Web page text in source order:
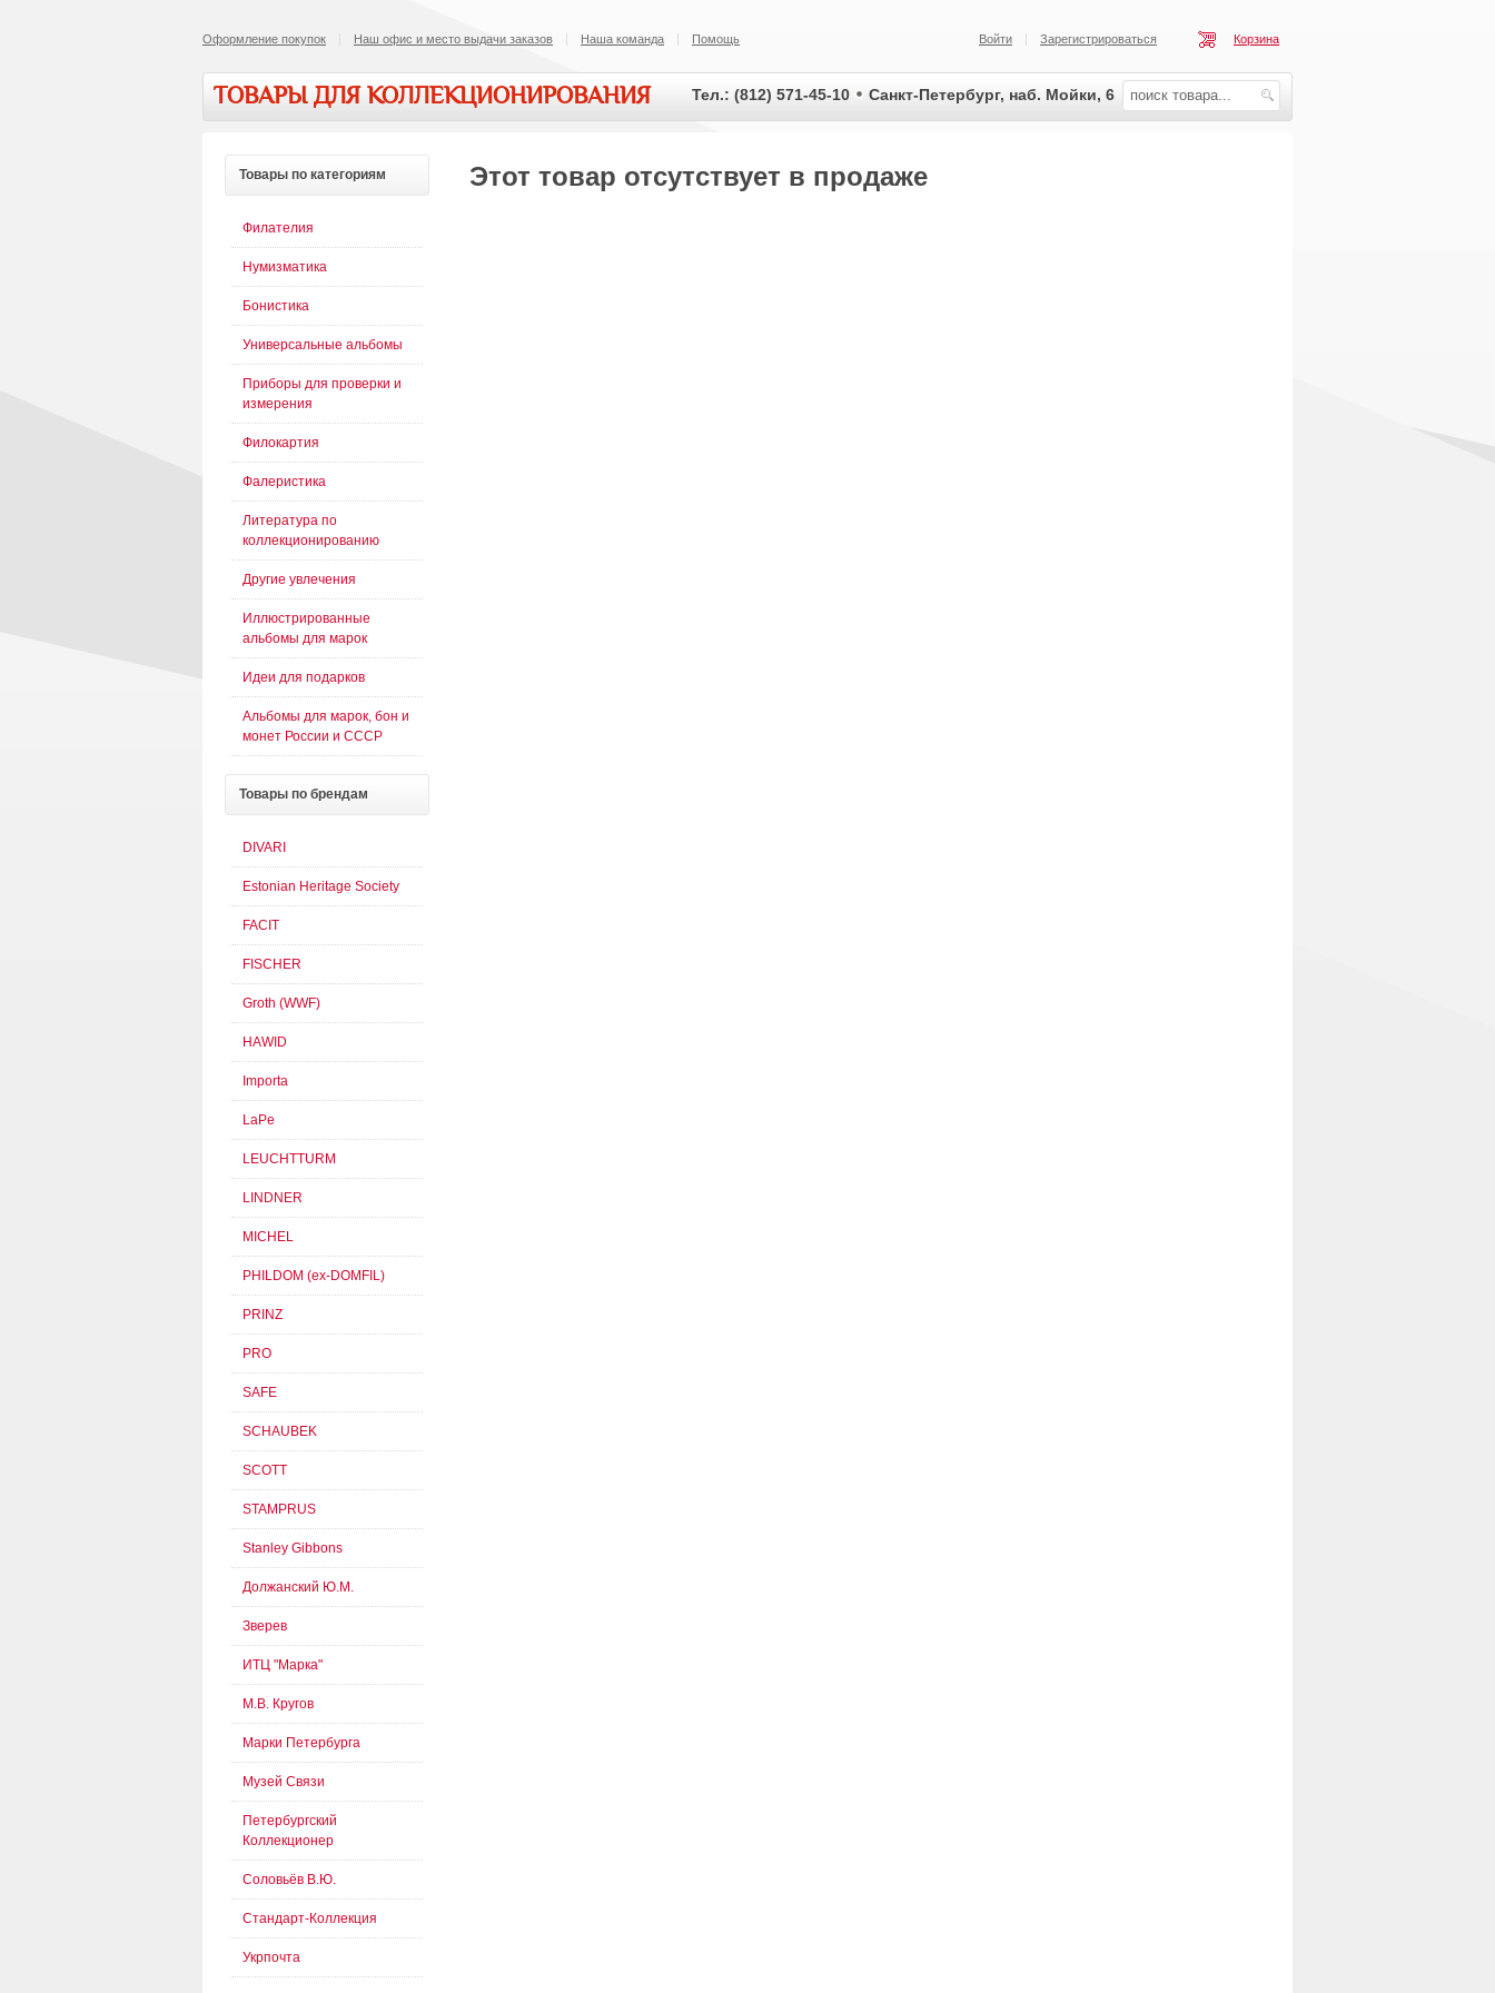
Оформление покупок Наш офис и место выдачи заказов Наша команда Помощь Корзина
Зарегистрироваться
Войти
ТОВАРЫ ДЛЯ КОЛЛЕКЦИОНИРОВАНИЯ Тел.: (812) 571-45-10 Санкт-Петербург, наб. Мойки, 6
Этот товар отсутствует в продаже
Товары по категориям
Филателия
Нумизматика
Бонистика
Универсальные альбомы
Приборы для проверки и
измерения
Филокартия
Фалеристика
Литература по
коллекционированию
Другие увлечения
Иллюстрированные
альбомы для марок
Идеи для подарков
Альбомы для марок, бон и
монет России и СССР
Товары по брендам
DIVARI
Estonian Heritage Society
FACIT
FISCHER
Groth (WWF)
HAWID
Importa
LaPe
LEUCHTTURM
LINDNER
MICHEL
PHILDOM (ex-DOMFIL)
PRINZ
PRO
SAFE
SCHAUBEK
SCOTT
STAMPRUS
Stanley Gibbons
Должанский Ю.М.
Зверев
ИТЦ "Марка"
М.В. Кругов
Марки Петербурга
Музей Связи
Петербургский
Коллекционер
Соловьёв В.Ю.
Стандарт-Коллекция
Укрпочта